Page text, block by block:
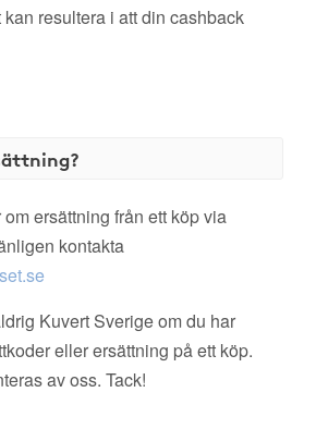
resultera i att din cashback
ersättning från ett köp via
kontakta
Kuvert Sverige om du har
eller ersättning på ett köp.
av oss. Tack!